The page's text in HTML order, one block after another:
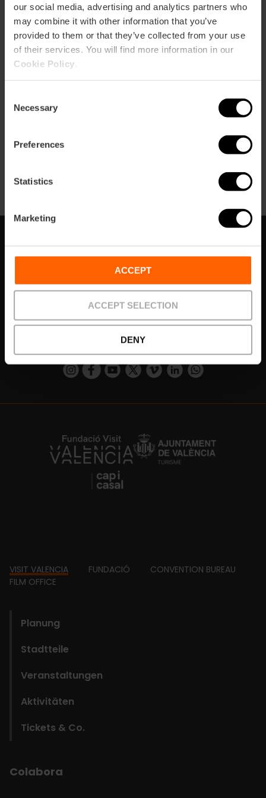
our social media, advertising and analytics partners who
may combine it with other information that you’ve
provided to them or that they’ve collected from your use
of their services. You will find more information in our
Cookie Policy
Selection
Necessary
Preferences
Statistics
Marketing
ACCEPT
ACCEPT SELECTION
DENY
Email*
Abonnieren Sie unseren
Verpassen Sie nicht die besten Pläne in Valencia
Abonnieren
https://www.instagram.com/visit_valencia/
https://www.facebook.com/
https://www.youtube.com/user/
https://twitter.com/_VivaValencia
https://vimeo.com/
https://www.linkedin.com/company/turismo-valencia/https://api.whatsapp.com/send/
https://fundacion.visitvalencia.com/
Footer
VISIT VALENCIA FUNDACIÓ
CONVENTION BUREAU
FILM OFFICE
Planung
Stadtteile
Veranstaltungen
Aktivitäten
Tickets & Co.
Colabora